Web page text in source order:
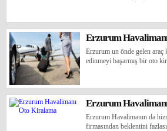
Renault Clio
Benzin/ Otomatik
Erzurum
Erzurum un önde gelen araç
edinmeyi başarmış bir oto
Erzurum
Erzurum Havalimanın da
firmasından beklentini